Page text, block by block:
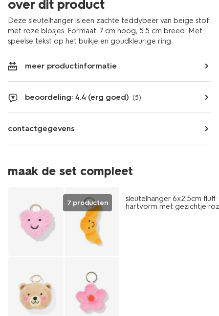
over dit product
Deze sleutelhanger is een zachte teddybeer van beige stof
met roze blosjes. Formaat: 7 cm hoog, 5.5 cm breed. Met
speelse tekst op het buikje en goudkleurige ring.
meer productinformatie
beoordeling: 4.4 (erg goed) (5)
contactgegevens
maak de set compleet
7 producten
sale
sleutelhanger 6x2.5cm
hartvorm met gezichtje